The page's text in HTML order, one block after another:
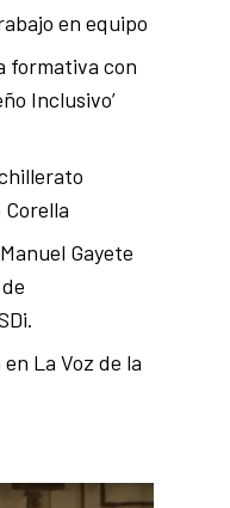
en equipo
formativa con
Inclusivo’
Gayete
La Voz de la